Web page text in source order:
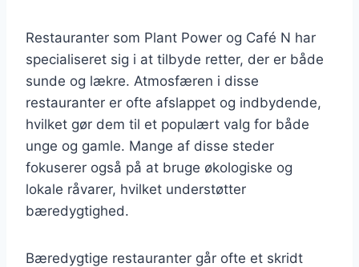
Restauranter som Plant Power og Café N har
specialiseret sig i at tilbyde retter, der er både
sunde og lækre. Atmosfæren i disse
restauranter er ofte afslappet og indbydende,
hvilket gør dem til et populært valg for både
unge og gamle. Mange af disse steder
fokuserer også på at bruge økologiske og
lokale råvarer, hvilket understøtter
bæredygtighed.
Bæredygtige restauranter går ofte et skridt